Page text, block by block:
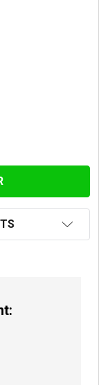
DE PLUIE AVEC
DE CAPUCHE